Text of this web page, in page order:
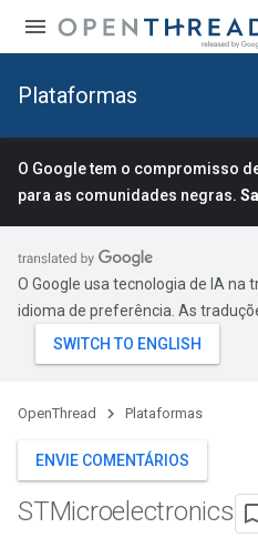
Plataformas
O Google tem o compromisso
para as comunidades negras.
O Google usa tecnologia de IA na
idioma de preferência. As
OpenThread Plataformas
ENVIE COMENTÁRIOS
STMicroelectronics